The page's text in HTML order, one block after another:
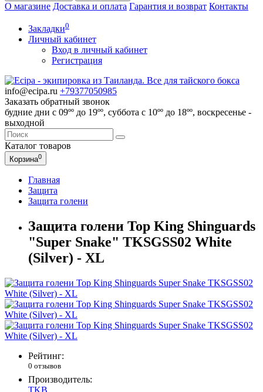
О магазине Доставка и оплата Гарантия и возврат Контакты
Закладки0
Личный кабинет
Вход в личный кабинет
Регистрация
info@ecipa.ru +79377050985
Заказать обратный звонок
будние дни с 09ºº до 19ºº, суббота с 10ºº до 18ºº, воскресенье -
выходной
Каталог товаров
Корзина0
Главная
Защита
Защита голени
Защита голени Top King Shinguards
"Super Snake" TKSGSS02 White
(Silver) - XL
Рейтинг:
0 отзывов
Производитель: